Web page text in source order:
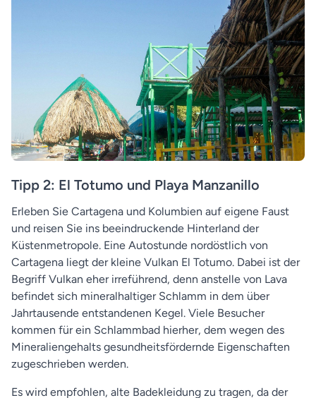
Tipp 2: El Totumo und Playa Manzanillo
Erleben Sie Cartagena und Kolumbien auf eigene Faust
und reisen Sie ins beeindruckende Hinterland der
Küstenmetropole. Eine Autostunde nordöstlich von
Cartagena liegt der kleine Vulkan El Totumo. Dabei ist der
Begriff Vulkan eher irreführend, denn anstelle von Lava
befindet sich mineralhaltiger Schlamm in dem über
Jahrtausende entstandenen Kegel. Viele Besucher
kommen für ein Schlammbad hierher, dem wegen des
Mineraliengehalts gesundheitsfördernde Eigenschaften
zugeschrieben werden.
Es wird empfohlen, alte Badekleidung zu tragen, da der